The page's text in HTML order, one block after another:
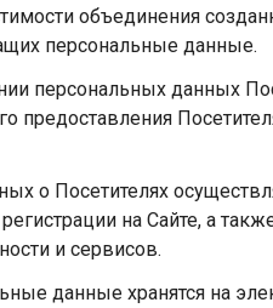
объединения
персональные данные.
персональных данных
предоставления
о Посетителях
на Сайте, а
и сервисов.
данные хранятся на